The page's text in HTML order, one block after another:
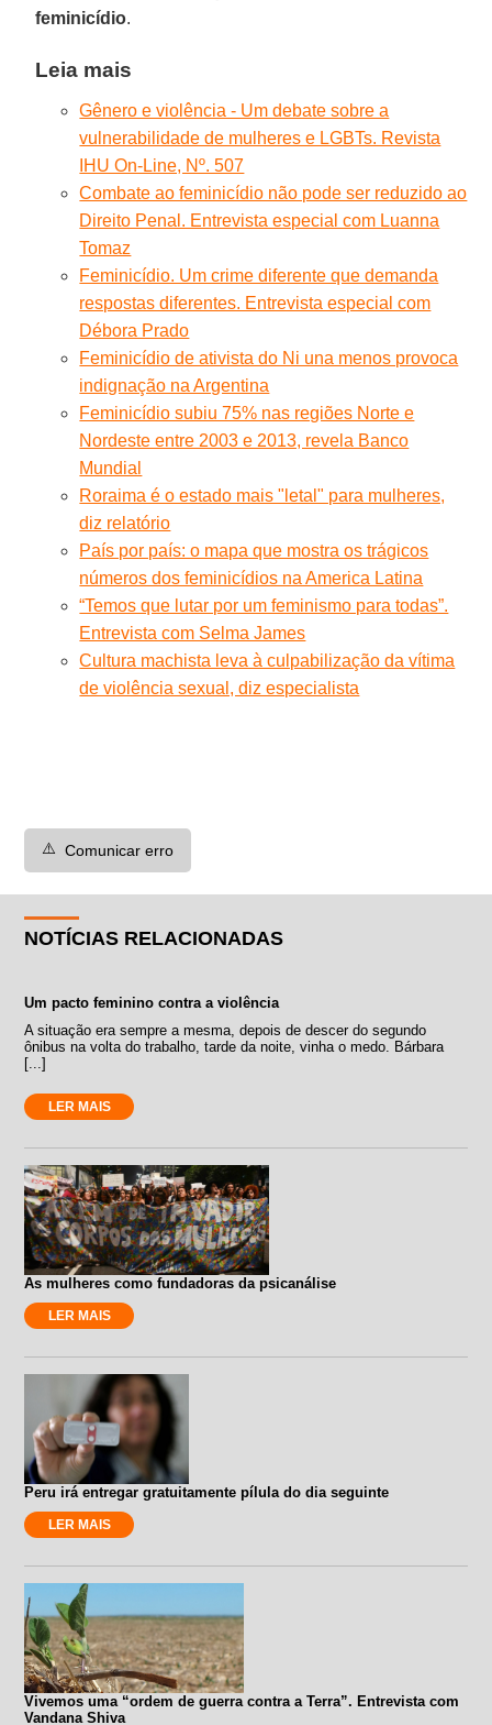
feminicídio.
Leia mais
Gênero e violência - Um debate sobre a
vulnerabilidade de mulheres e LGBTs. Revista
IHU On-Line, Nº. 507
Combate ao feminicídio não pode ser reduzido ao
Direito Penal. Entrevista especial com Luanna
Tomaz
Feminicídio. Um crime diferente que demanda
respostas diferentes. Entrevista especial com
Débora Prado
Feminicídio de ativista do Ni una menos provoca
indignação na Argentina
Feminicídio subiu 75% nas regiões Norte e
Nordeste entre 2003 e 2013, revela Banco
Mundial
Roraima é o estado mais "letal" para mulheres,
diz relatório
País por país: o mapa que mostra os trágicos
números dos feminicídios na America Latina
“Temos que lutar por um feminismo para todas”.
Entrevista com Selma James
Cultura machista leva à culpabilização da vítima
de violência sexual, diz especialista
⚠️ Comunicar erro
NOTÍCIAS RELACIONADAS
Um pacto feminino contra a violência
A situação era sempre a mesma, depois de descer do segundo
ônibus na volta do trabalho, tarde da noite, vinha o medo. Bárbara
[...]
LER MAIS
As mulheres como fundadoras da psicanálise
LER MAIS
Peru irá entregar gratuitamente pílula do dia seguinte
LER MAIS
Vivemos uma “ordem de guerra contra a Terra”. Entrevista com
Vandana Shiva